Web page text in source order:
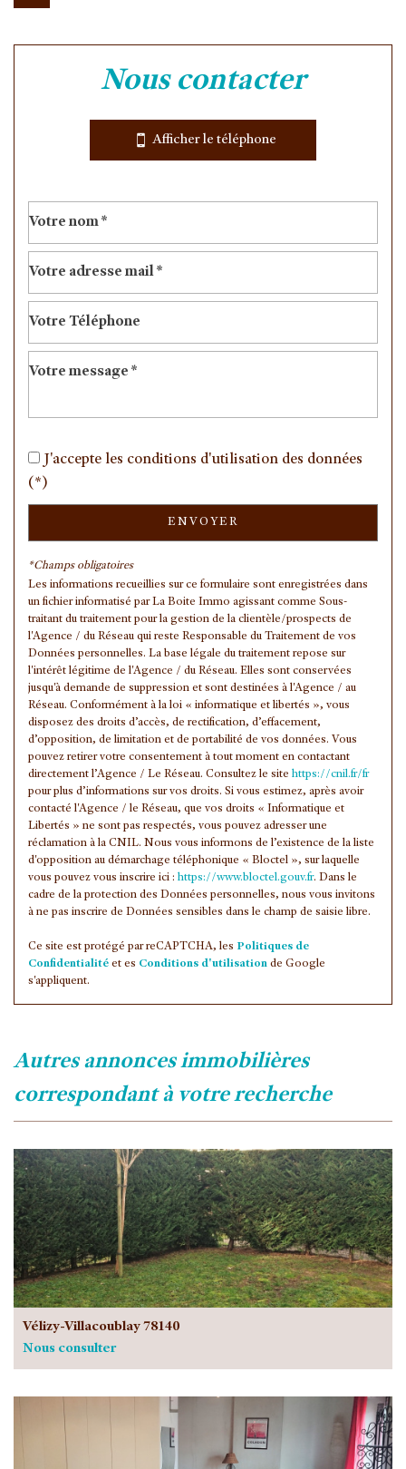
Bureau de poste
statistiques
Nombre d'habitants
Propriétaires (vs. locataires) 43,05 %
Taxe habitation
Habitants de 25 à 55 ans 39,57 %
Habitants de plus de 55 ans
Nombre d'enfants par famille
Familles avec 1 ou 2 enfants 0 %
Maisons 16,90 %
Appartements 83,10 %
Familles avec 3 enfants 6,39 %
nous contacter
Afficher le téléphone
J'accepte les conditions d'utilisation des données
(*)
ENVOYER
*Champs obligatoires
Les informations recueillies sur ce formulaire sont enregistrées dans
un fichier informatisé par La Boite Immo agissant comme Sous-
traitant du traitement pour la gestion de la clientèle/prospects de
l'Agence / du Réseau qui reste Responsable du Traitement de vos
Données personnelles. La base légale du traitement repose sur
l'intérêt légitime de l'Agence / du Réseau. Elles sont conservées
jusqu'à demande de suppression et sont destinées à l'Agence / au
Réseau. Conformément à la loi « informatique et libertés », vous
disposez des droits d’accès, de rectification, d’effacement,
d’opposition, de limitation et de portabilité de vos données. Vous
pouvez retirer votre consentement à tout moment en contactant
directement l’Agence / Le Réseau. Consultez le site https://cnil.fr/fr
pour plus d’informations sur vos droits. Si vous estimez, après avoir
contacté l'Agence / le Réseau, que vos droits « Informatique et
Libertés » ne sont pas respectés, vous pouvez adresser une
réclamation à la CNIL. Nous vous informons de l’existence de la liste
d'opposition au démarchage téléphonique « Bloctel », sur laquelle
vous pouvez vous inscrire ici : https://www.bloctel.gouv.fr. Dans le
cadre de la protection des Données personnelles, nous vous invitons
à ne pas inscrire de Données sensibles dans le champ de saisie libre.
Ce site est protégé par reCAPTCHA, les Politiques de
Confidentialité et es Conditions d'utilisation de Google
s'appliquent.
autres annonces immobilières
correspondant à votre recherche
Vélizy-Villacoublay 78140
Nous consulter